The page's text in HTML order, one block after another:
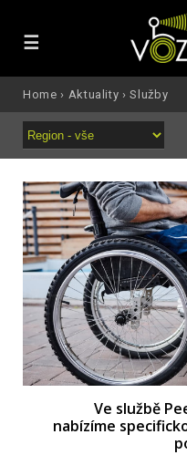
☰
Home › Aktuality ›Služby
Ve službě
nabízíme